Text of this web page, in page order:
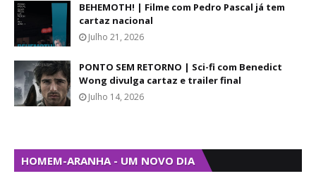
BEHEMOTH! | Filme com Pedro Pascal já tem
cartaz nacional
Julho 21, 2026
PONTO SEM RETORNO | Sci-fi com Benedict
Wong divulga cartaz e trailer final
Julho 14, 2026
HOMEM-ARANHA - UM NOVO DIA